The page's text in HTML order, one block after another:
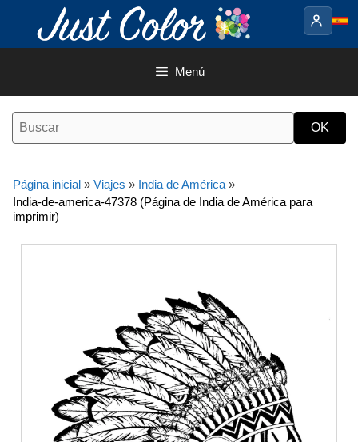
contenido
Menú
Página inicial » Viajes » India de América »
India-de-america-47378 (Página de India de América para
imprimir)